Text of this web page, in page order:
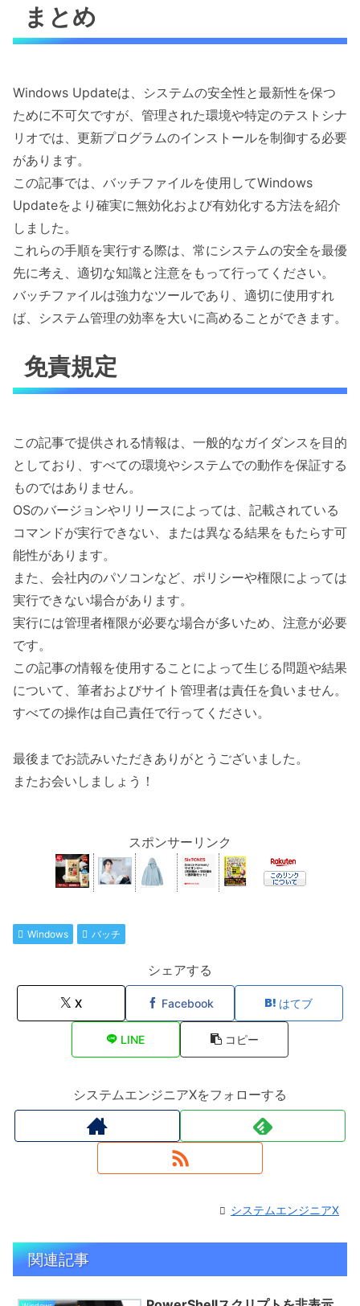
まとめ
Windows Updateは、システムの安全性と最新性を保つ
ために不可欠ですが、管理された環境や特定のテストシナ
リオでは、更新プログラムのインストールを制御する必要
があります。
この記事では、バッチファイルを使用してWindows
Updateをより確実に無効化および有効化する方法を紹介
しました。
これらの手順を実行する際は、常にシステムの安全を最優
先に考え、適切な知識と注意をもって行ってください。
バッチファイルは強力なツールであり、適切に使用すれ
ば、システム管理の効率を大いに高めることができます。
免責規定
この記事で提供される情報は、一般的なガイダンスを目的
としており、すべての環境やシステムでの動作を保証する
ものではありません。
OSのバージョンやリリースによっては、記載されている
コマンドが実行できない、または異なる結果をもたらす可
能性があります。
また、会社内のパソコンなど、ポリシーや権限によっては
実行できない場合があります。
実行には管理者権限が必要な場合が多いため、注意が必要
です。
この記事の情報を使用することによって生じる問題や結果
について、筆者およびサイト管理者は責任を負いません。
すべての操作は自己責任で行ってください。
最後までお読みいただきありがとうございました。
またお会いしましょう！
スポンサーリンク
Windows バッチ
シェアする
X Facebook はてブ
LINE コピー
システムエンジニアXをフォローする
システムエンジニアX
関連記事